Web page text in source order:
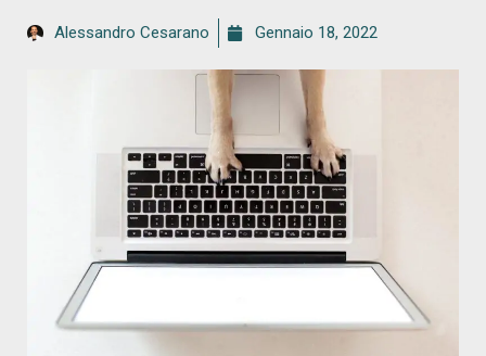
Alessandro Cesarano Gennaio 18, 2022